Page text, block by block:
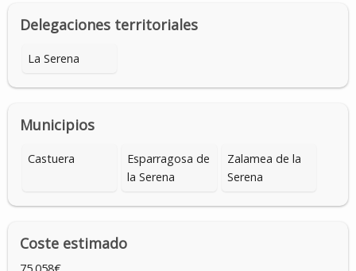
Delegaciones territoriales
La Serena
Municipios
Castuera
Esparragosa de
la Serena
Zalamea de la
Serena
Coste estimado